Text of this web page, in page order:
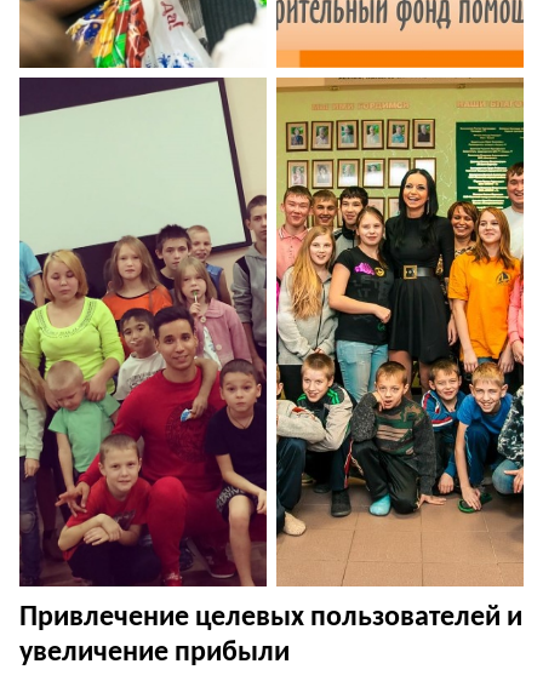
Привлечение целевых пользователей и
увеличение прибыли